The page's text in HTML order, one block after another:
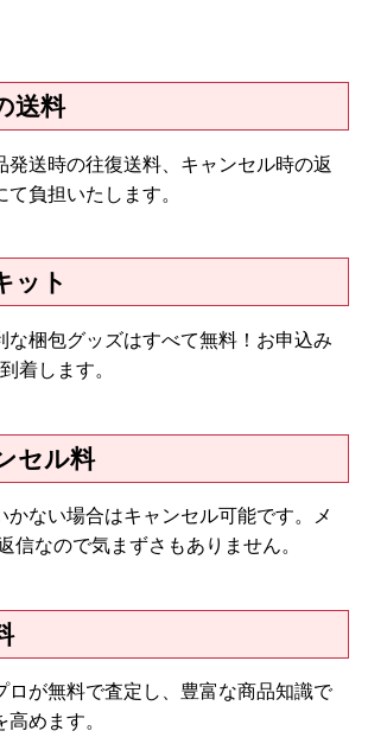
イス アンブロージオ/ネオブライス オレン
ネオブライス ラベンダーハグ/ネオブライス
オブライス ゼノッチカ/ネオブライス レパ
イス ウェンディウィークエンダー/ネオブラ
ン/ネオブライス CWC限定12周年アニバー
ィ・ガール・ゴーゴー/ネオブライス マンデ
/ネオブライス ローシェックモルセー/ネオ
イス CWC限定 13周年アニバーサリー ネオブ
ーウェン/ネオブライス カントリーサマー/ネ
ーユリーカ/ネオブライス CWC限定ブライス
ブライス カデンスマジョレット/ネオブライ
ブライス カーリーブルーベイブ/ネオブライ
ームニーキューティー
グ・ブリング・パーティー・ファー/ネオブラ
ンジュ/ネオブライス CWC限定ネオブライ
送料
発送時の往復送料、キャンセル時の返
負担いたします。
ット
な梱包グッズはすべて無料！お申込み
着します。
セル料
かない場合はキャンセル可能です。メ
信なので気まずさもありません。
ロが無料で査定し、豊富な商品知識で
めます。